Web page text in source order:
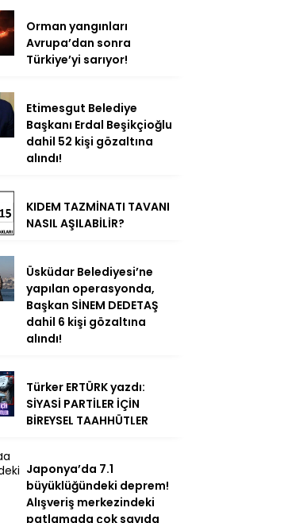
Orman yangınları
Avrupa’dan sonra
Türkiye’yi sarıyor!
Etimesgut Belediye
Başkanı Erdal Beşikçioğlu
dahil 52 kişi gözaltına
alındı!
KIDEM TAZMİNATI TAVANI
NASIL AŞILABİLİR?
Üsküdar Belediyesi’ne
yapılan operasyonda,
Başkan SİNEM DEDETAŞ
dahil 6 kişi gözaltına
alındı!
Türker ERTÜRK yazdı:
SİYASİ PARTİLER İÇİN
BİREYSEL TAAHHÜTLER
Japonya’da 7.1
büyüklüğündeki deprem!
Alışveriş merkezindeki
patlamada çok sayıda